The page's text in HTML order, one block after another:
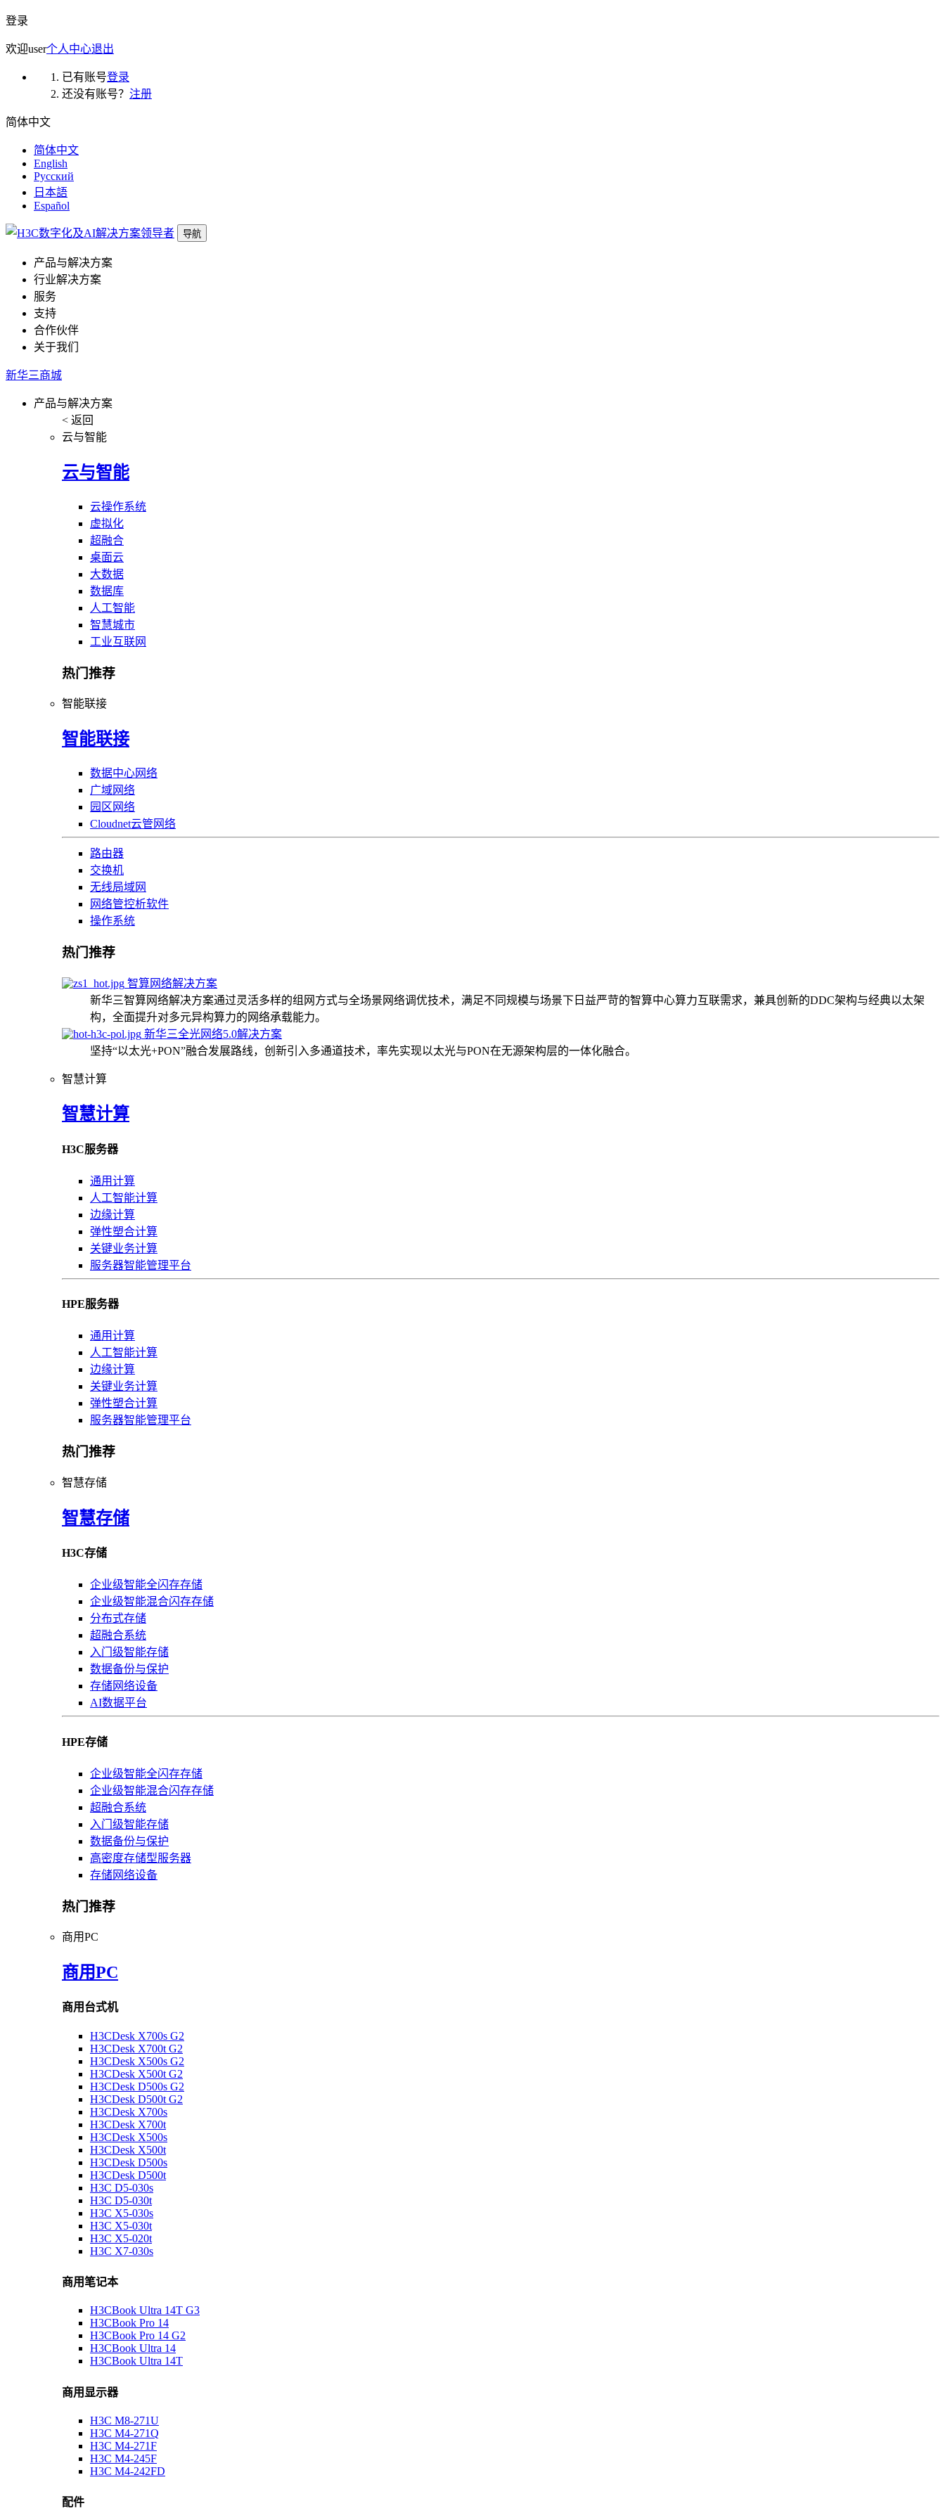
登录
欢迎user个人中心退出
已有账号登录
还没有账号？ 注册
简体中文
简体中文
English
Русский
日本語
Español
导航
产品与解决方案
行业解决方案
服务
支持
合作伙伴
关于我们
新华三商城
产品与解决方案
< 返回
云与智能
云与智能
云操作系统
虚拟化
超融合
桌面云
大数据
数据库
人工智能
智慧城市
工业互联网
热门推荐
智能联接
智能联接
数据中心网络
广域网络
园区网络
Cloudnet云管网络
路由器
交换机
无线局域网
网络管控析软件
操作系统
热门推荐
智算网络解决方案
新华三智算网络解决方案通过灵活多样的组网方式与全场景网络调优技术，满足不同规模与场景下日益严苛的智算中心算力互联需求，兼具创新的DDC架构与经典以太架
构，全面提升对多元异构算力的网络承载能力。
新华三全光网络5.0解决方案
坚持“以太光+PON”融合发展路线，创新引入多通道技术，率先实现以太光与PON在无源架构层的一体化融合。
智慧计算
智慧计算
H3C服务器
通用计算
人工智能计算
边缘计算
弹性塑合计算
关键业务计算
服务器智能管理平台
HPE服务器
通用计算
人工智能计算
边缘计算
关键业务计算
弹性塑合计算
服务器智能管理平台
热门推荐
智慧存储
智慧存储
H3C存储
企业级智能全闪存存储
企业级智能混合闪存存储
分布式存储
超融合系统
入门级智能存储
数据备份与保护
存储网络设备
AI数据平台
HPE存储
企业级智能全闪存存储
企业级智能混合闪存存储
超融合系统
入门级智能存储
数据备份与保护
高密度存储型服务器
存储网络设备
热门推荐
商用PC
商用PC
商用台式机
H3CDesk X700s G2
H3CDesk X700t G2
H3CDesk X500s G2
H3CDesk X500t G2
H3CDesk D500s G2
H3CDesk D500t G2
H3CDesk X700s
H3CDesk X700t
H3CDesk X500s
H3CDesk X500t
H3CDesk D500s
H3CDesk D500t
H3C D5-030s
H3C D5-030t
H3C X5-030s
H3C X5-030t
H3C X5-020t
H3C X7-030s
商用笔记本
H3CBook Ultra 14T G3
H3CBook Pro 14
H3CBook Pro 14 G2
H3CBook Ultra 14
H3CBook Ultra 14T
商用显示器
H3C M8-271U
H3C M4-271Q
H3C M4-271F
H3C M4-245F
H3C M4-242FD
配件